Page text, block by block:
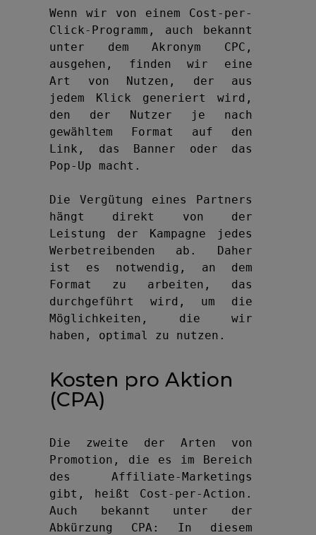
Wenn wir von einem Cost-per-
Click-Programm, auch bekannt
unter dem Akronym CPC,
ausgehen, finden wir eine
Art von Nutzen, der aus
jedem Klick generiert wird,
den der Nutzer je nach
gewähltem Format auf den
Link, das Banner oder das
Pop-Up macht.
Die Vergütung eines Partners
hängt direkt von der
Leistung der Kampagne jedes
Werbetreibenden ab. Daher
ist es notwendig, an dem
Format zu arbeiten, das
durchgeführt wird, um die
Möglichkeiten, die wir
haben, optimal zu nutzen.
Kosten pro Aktion
(CPA)
Die zweite der Arten von
Promotion, die es im Bereich
des Affiliate-Marketings
gibt, heißt Cost-per-Action.
Auch bekannt unter der
Abkürzung CPA: In diesem